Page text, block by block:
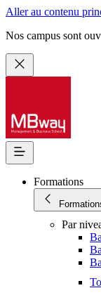
Aller au contenu
Nos campus sont
Formations
Par